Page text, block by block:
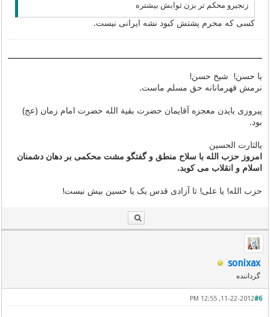
زنجیرو محکم تر بزن ثوابش بیشتره
کسی که محرم پشتش کبود نشه ایرانی نیست.
یا حسن! شیخ حسن!
نرمش قهرمانانه حق مسلم ماست.
پیروزی بایدن معجزه آقایمان حضرت بقیة الله حضرت امام زمان (عج)
بود.
یالثارت الحسین
امروز حزب الله با سلاح منطق و گفتگو مشت محکمی بر دهان دشمنان
اسلام و انقلاب می کوبد.
حزب الله! یا علی! تا آزادی قدس یک یا حسین بیش نیست!
sonixax
گرداننده
#6
11-22-2012, 12:55 PM